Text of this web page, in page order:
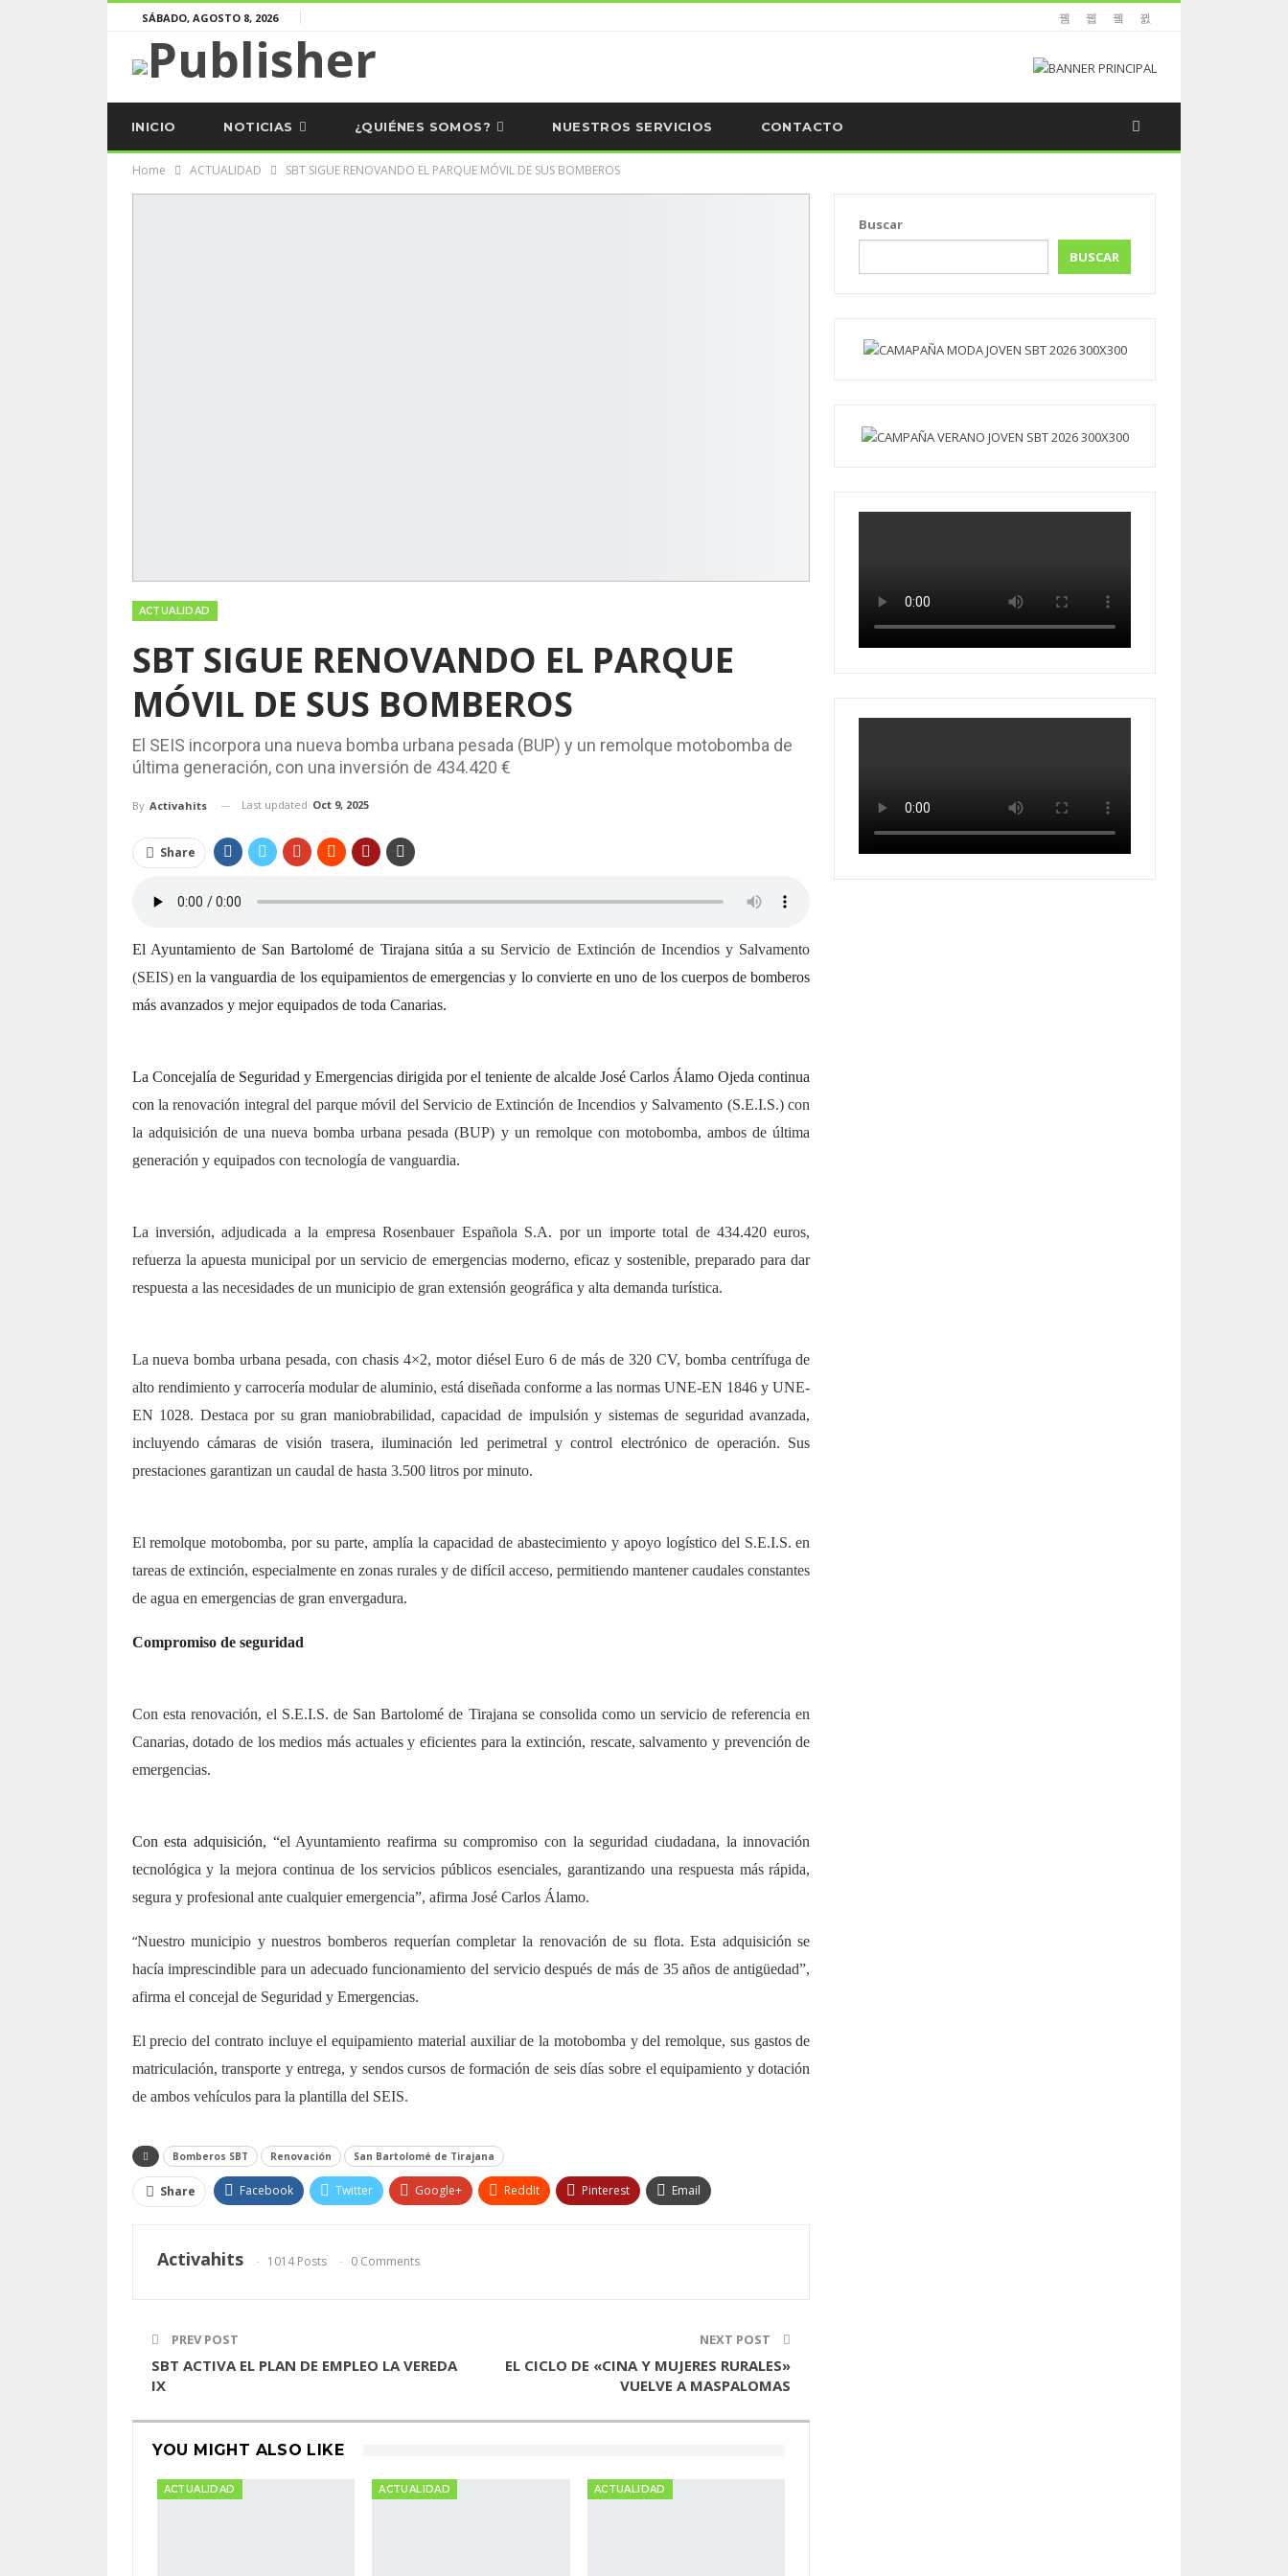
SÁBADO, AGOSTO 8, 2026
INICIO NOTICIAS ¿QUIÉNES SOMOS? NUESTROS SERVICIOS CONTACTO
Home ACTUALIDAD SBT SIGUE RENOVANDO EL PARQUE MÓVIL DE SUS BOMBEROS
ACTUALIDAD
SBT SIGUE RENOVANDO EL PARQUE
MÓVIL DE SUS BOMBEROS
El SEIS incorpora una nueva bomba urbana pesada (BUP) y un remolque motobomba de
última generación, con una inversión de 434.420 €
By Activahits Last updated Oct 9, 2025
Share
El Ayuntamiento de San Bartolomé de Tirajana sitúa a su Servicio de Extinción de Incendios y Salvamento
(SEIS) en la vanguardia de los equipamientos de emergencias y lo convierte en uno de los cuerpos de bomberos
más avanzados y mejor equipados de toda Canarias.
La Concejalía de Seguridad y Emergencias dirigida por el teniente de alcalde José Carlos Álamo Ojeda continua
con la renovación integral del parque móvil del Servicio de Extinción de Incendios y Salvamento (S.E.I.S.) con
la adquisición de una nueva bomba urbana pesada (BUP) y un remolque con motobomba, ambos de última
generación y equipados con tecnología de vanguardia.
La inversión, adjudicada a la empresa Rosenbauer Española S.A. por un importe total de 434.420 euros,
refuerza la apuesta municipal por un servicio de emergencias moderno, eficaz y sostenible, preparado para dar
respuesta a las necesidades de un municipio de gran extensión geográfica y alta demanda turística.
La nueva bomba urbana pesada, con chasis 4×2, motor diésel Euro 6 de más de 320 CV, bomba centrífuga de
alto rendimiento y carrocería modular de aluminio, está diseñada conforme a las normas UNE-EN 1846 y UNE-
EN 1028. Destaca por su gran maniobrabilidad, capacidad de impulsión y sistemas de seguridad avanzada,
incluyendo cámaras de visión trasera, iluminación led perimetral y control electrónico de operación. Sus
prestaciones garantizan un caudal de hasta 3.500 litros por minuto.
El remolque motobomba, por su parte, amplía la capacidad de abastecimiento y apoyo logístico del S.E.I.S. en
tareas de extinción, especialmente en zonas rurales y de difícil acceso, permitiendo mantener caudales constantes
de agua en emergencias de gran envergadura.
Compromiso de seguridad
Con esta renovación, el S.E.I.S. de San Bartolomé de Tirajana se consolida como un servicio de referencia en
Canarias, dotado de los medios más actuales y eficientes para la extinción, rescate, salvamento y prevención de
emergencias.
Con esta adquisición, “el Ayuntamiento reafirma su compromiso con la seguridad ciudadana, la innovación
tecnológica y la mejora continua de los servicios públicos esenciales, garantizando una respuesta más rápida,
segura y profesional ante cualquier emergencia”, afirma José Carlos Álamo.
“Nuestro municipio y nuestros bomberos requerían completar la renovación de su flota. Esta adquisición se
hacía imprescindible para un adecuado funcionamiento del servicio después de más de 35 años de antigüedad”,
afirma el concejal de Seguridad y Emergencias.
El precio del contrato incluye el equipamiento material auxiliar de la motobomba y del remolque, sus gastos de
matriculación, transporte y entrega, y sendos cursos de formación de seis días sobre el equipamiento y dotación
de ambos vehículos para la plantilla del SEIS.
Bomberos SBT Renovación San Bartolomé de Tirajana
Share Facebook Twitter Google+ ReddIt Pinterest Email
Activahits 1014 Posts 0 Comments
PREV POST
SBT ACTIVA EL PLAN DE EMPLEO LA VEREDA
IX
NEXT POST
EL CICLO DE «CINA Y MUJERES RURALES»
VUELVE A MASPALOMAS
YOU MIGHT ALSO LIKE
ACTUALIDAD ACTUALIDAD ACTUALIDAD
Buscar
BUSCAR